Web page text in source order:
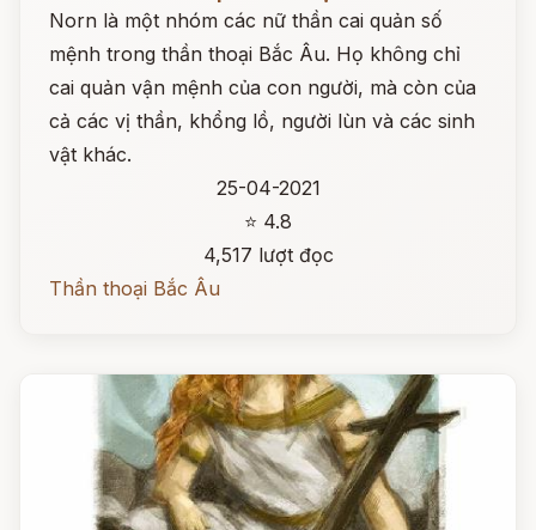
Norn là một nhóm các nữ thần cai quản số
mệnh trong thần thoại Bắc Âu. Họ không chỉ
cai quản vận mệnh của con người, mà còn của
cả các vị thần, khổng lồ, người lùn và các sinh
vật khác.
25-04-2021
⭐ 4.8
4,517 lượt đọc
Thần thoại Bắc Âu